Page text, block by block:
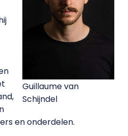
Guillaume van
Schijndel
en onderdelen.